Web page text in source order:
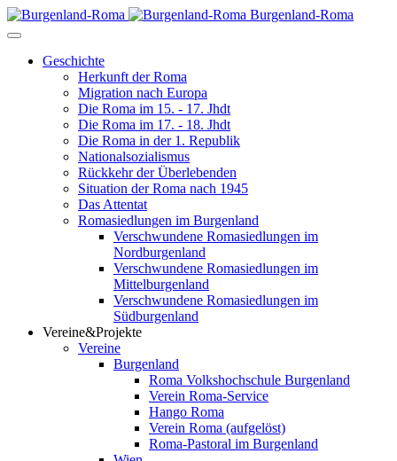
Burgenland-Roma
Geschichte
Herkunft der Roma
Migration nach Europa
Die Roma im 15. - 17. Jhdt
Die Roma im 17. - 18. Jhdt
Die Roma in der 1. Republik
Nationalsozialismus
Rückkehr der Überlebenden
Situation der Roma nach 1945
Das Attentat
Romasiedlungen im Burgenland
Verschwundene Romasiedlungen im
Nordburgenland
Verschwundene Romasiedlungen im
Mittelburgenland
Verschwundene Romasiedlungen im
Südburgenland
Vereine&Projekte
Vereine
Burgenland
Roma Volkshochschule Burgenland
Verein Roma-Service
Hango Roma
Verein Roma (aufgelöst)
Roma-Pastoral im Burgenland